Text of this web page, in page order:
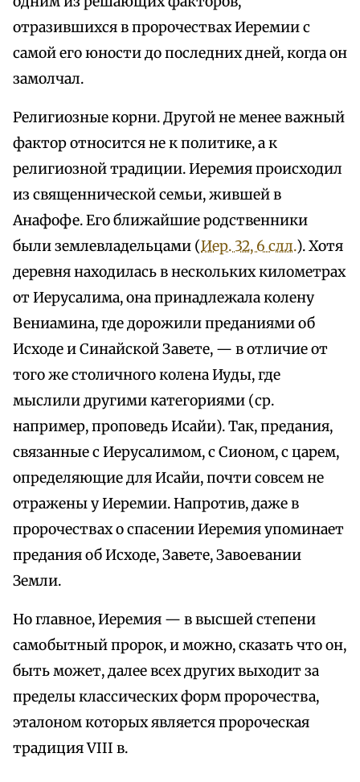
отразившихся в пророчествах Иеремии с
самой его юности до последних дней, когда он
замолчал.
Религиозные корни. Другой не менее важный
фактор относится не к политике, а к
религиозной традиции. Иеремия происходил
из священнической семьи, жившей в
Анафофе. Его ближайшие родственники
были землевладельцами (Иер. 32, 6 слл.). Хотя
деревня находилась в нескольких километрах
от Иерусалима, она принадлежала колену
Вениамина, где дорожили преданиями об
Исходе и Синайской Завете, — в отличие от
того же столичного колена Иуды, где
мыслили другими категориями (ср.
например, проповедь Исайи). Так, предания,
связанные с Иерусалимом, с Сионом, с царем,
определяющие для Исайи, почти совсем не
отражены у Иеремии. Напротив, даже в
пророчествах о спасении Иеремия упоминает
предания об Исходе, Завете, Завоевании
Земли.
Но главное, Иеремия — в высшей степени
самобытный пророк, и можно, сказать что он,
быть может, далее всех других выходит за
пределы классических форм пророчества,
эталоном которых является пророческая
традиция VIII в.